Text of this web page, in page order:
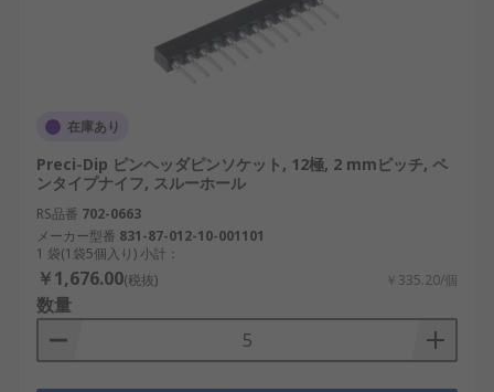
在庫あり
Preci-Dip ピンヘッダピンソケット, 12極, 2 mmピッチ, ペ
ンタイプナイフ, スルーホール
RS品番 702-0663
メーカー型番 831-87-012-10-001101
1 袋(1袋5個入り) 小計：
￥1,676.00(税抜) ￥335.20/個
数量